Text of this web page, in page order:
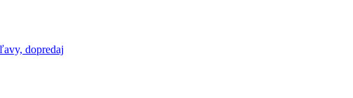
dopredaj